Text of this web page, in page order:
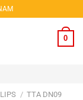
0
/ TTA DN09